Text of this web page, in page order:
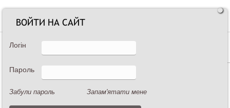
Культиватор суцільної
ВОЙТИ НА САЙТ
Логін
Пароль
Забули пароль Запам'ятати мене